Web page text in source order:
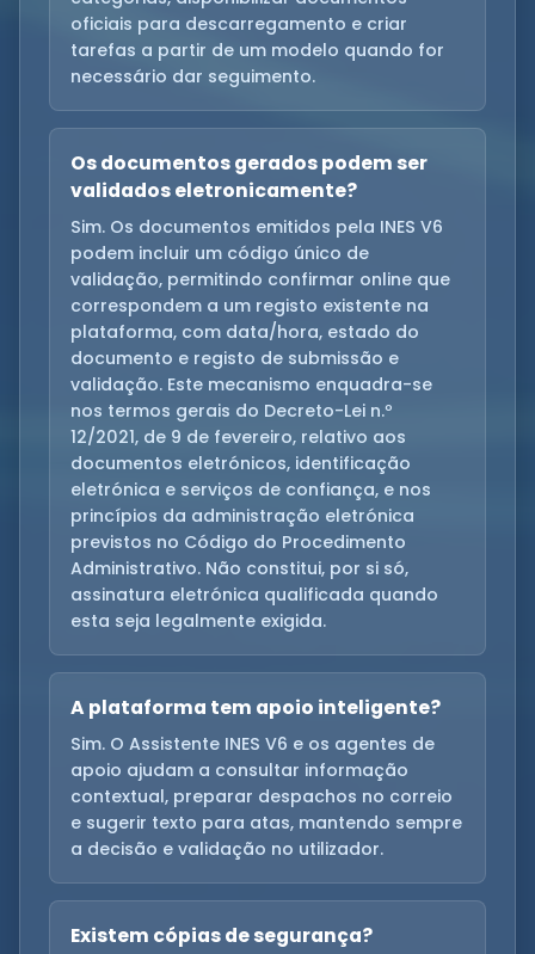
oficiais para descarregamento e criar
tarefas a partir de um modelo quando for
necessário dar seguimento.
Os documentos gerados podem ser
validados eletronicamente?
Sim. Os documentos emitidos pela INES V6
podem incluir um código único de
validação, permitindo confirmar online que
correspondem a um registo existente na
plataforma, com data/hora, estado do
documento e registo de submissão e
validação. Este mecanismo enquadra-se
nos termos gerais do Decreto-Lei n.º
12/2021, de 9 de fevereiro, relativo aos
documentos eletrónicos, identificação
eletrónica e serviços de confiança, e nos
princípios da administração eletrónica
previstos no Código do Procedimento
Administrativo. Não constitui, por si só,
assinatura eletrónica qualificada quando
esta seja legalmente exigida.
A plataforma tem apoio inteligente?
Sim. O Assistente INES V6 e os agentes de
apoio ajudam a consultar informação
contextual, preparar despachos no correio
e sugerir texto para atas, mantendo sempre
a decisão e validação no utilizador.
Existem cópias de segurança?